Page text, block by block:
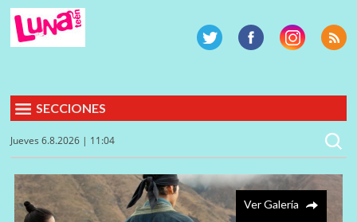
SECCIONES
Jueves 6.8.2026 | 11:04
Ver Galería